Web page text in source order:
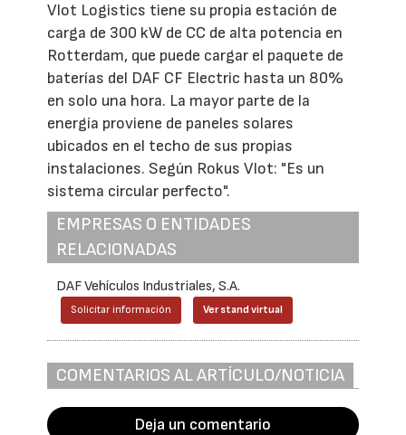
Vlot Logistics tiene su propia estación de
carga de 300 kW de CC de alta potencia en
Rotterdam, que puede cargar el paquete de
baterías del DAF CF Electric hasta un 80%
en solo una hora. La mayor parte de la
energía proviene de paneles solares
ubicados en el techo de sus propias
instalaciones. Según Rokus Vlot: "Es un
sistema circular perfecto".
EMPRESAS O ENTIDADES
RELACIONADAS
DAF Vehículos Industriales, S.A.
Solicitar información Ver stand virtual
COMENTARIOS AL ARTÍCULO/NOTICIA
Deja un comentario